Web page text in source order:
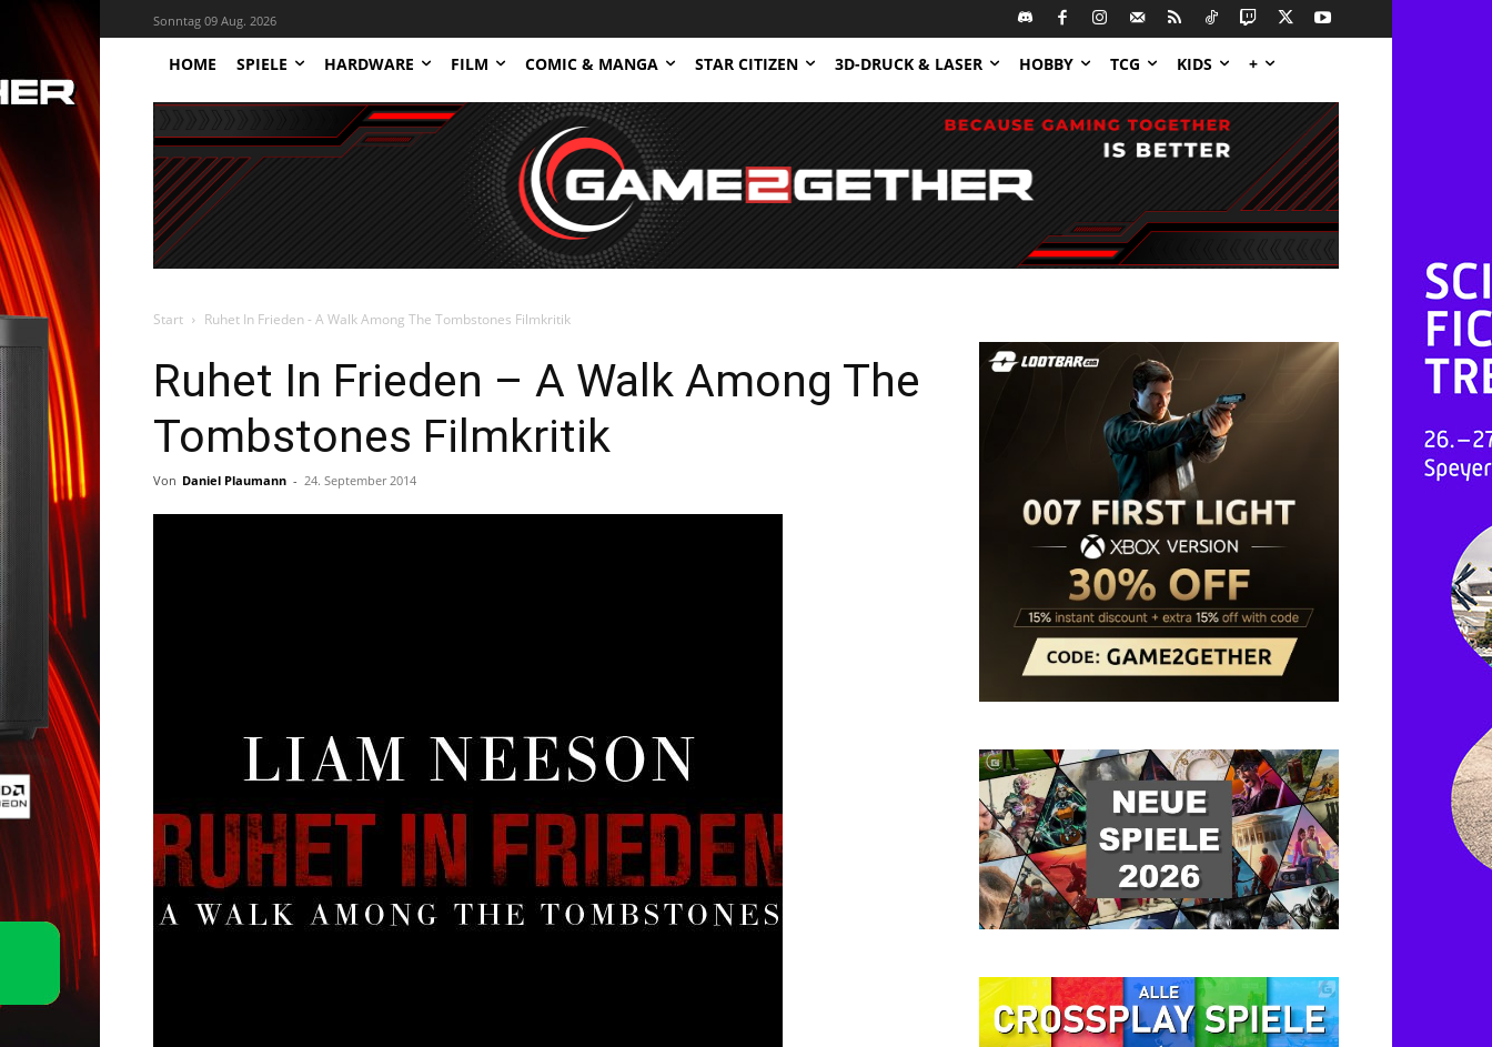
Sonntag 09 Aug. 2026
HOME SPIELE HARDWARE FILM COMIC & MANGA STAR CITIZEN 3D-DRUCK & LASER HOBBY TCG KIDS +
Start Ruhet In Frieden - A Walk Among The Tombstones Filmkritik
Ruhet In Frieden – A Walk Among The
Tombstones Filmkritik
Von Daniel Plaumann - 24. September 2014